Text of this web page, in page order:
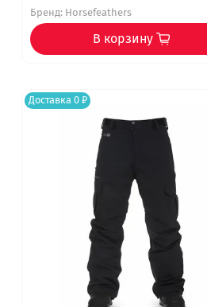
Бренд: Horsefeathers
В корзину
Доставка 0 ₽